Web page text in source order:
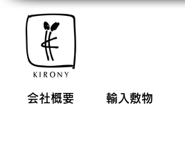
会社概要 輸入敷物